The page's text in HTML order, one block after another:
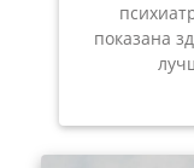
показана